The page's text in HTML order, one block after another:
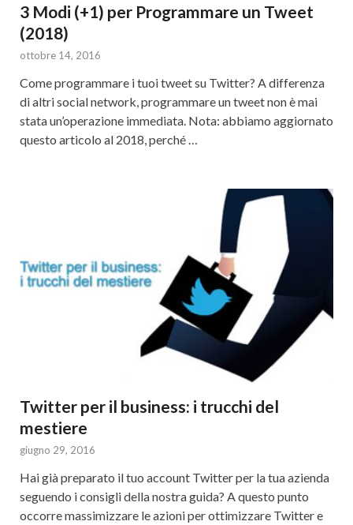
3 Modi (+1) per Programmare un Tweet
(2018)
ottobre 14, 2016
Come programmare i tuoi tweet su Twitter? A differenza
di altri social network, programmare un tweet non è mai
stata un’operazione immediata. Nota: abbiamo aggiornato
questo articolo al 2018, perché …
Twitter per il business: i trucchi del
mestiere
giugno 29, 2016
Hai già preparato il tuo account Twitter per la tua azienda
seguendo i consigli della nostra guida? A questo punto
occorre massimizzare le azioni per ottimizzare Twitter e